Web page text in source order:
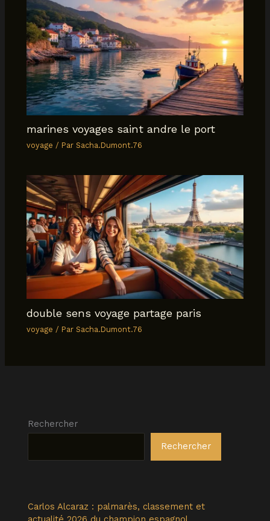
marines voyages saint andre le port
voyage / ParSacha.Dumont.76
double sens voyage partage paris
voyage / ParSacha.Dumont.76
Rechercher
Rechercher
Carlos Alcaraz : palmarès, classement et